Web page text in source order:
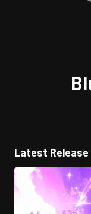
Latest Release